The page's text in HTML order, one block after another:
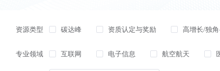
资源类型 碳达峰 资质认定与奖励 高增长/独
节能减排 企业培训 社会组织
专业领域 互联网 电子信息 航空航天